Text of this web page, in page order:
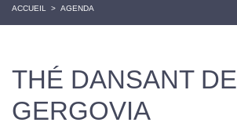
ACCUEIL > AGENDA
THÉ DANSANT DE
GERGOVIA